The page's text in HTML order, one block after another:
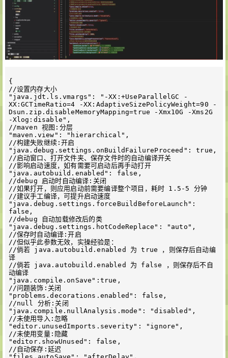
{
//设置内存大小
"java.jdt.ls.vmargs": "-XX:+UseParallelGC -
XX:GCTimeRatio=4 -XX:AdaptiveSizePolicyWeight=90 -
Dsun.zip.disableMemoryMapping=true -Xmx10G -Xms2G
-Xlog:disable",
//maven 视图:分层
"maven.view": "hierarchical",
//构建失败继续:开启
"java.debug.settings.onBuildFailureProceed": true,
//启动窗口、打开文件夹、保存文件时的自动编译开关
//影响启动速度，如有需要可启动后再手动打开
"java.autobuild.enabled": false,
//debug 启动时自动编译:关闭
//如果打开，则应用启动前需要编译整个项目，耗时 1.5-5 分钟
//建议手工编译，可提升启动速度
"java.debug.settings.forceBuildBeforeLaunch":
false,
//debug 自动加载修改后的类
"java.debug.settings.hotCodeReplace": "auto",
//保存时自动编译:开启
//但似乎此参数无效，实操经验是：
//倘若 java.autobuild.enabled 为 true ，则保存后自动编
译
//倘若 java.autobuild.enabled 为 false ，则保存后不自
动编译
"java.compile.onSave":true,
//问题装饰:关闭
"problems.decorations.enabled": false,
//null 分析:关闭
"java.compile.nullAnalysis.mode": "disabled",
//未使用导入:忽略
"editor.unusedImports.severity": "ignore",
//未使用变量:隐藏
"editor.showUnused": false,
//自动保存:延迟